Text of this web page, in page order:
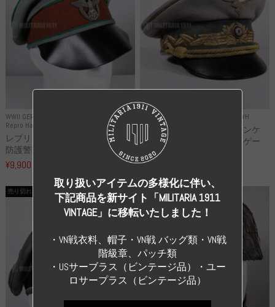
WWII GERMANY
Repro Hat and Cap Police and other
レプリカ ドイツ秩序警察 都市
防護警察 クラッシュキャップ...
¥9,900
WWII GERMANY Repro Uniforms WH
レプリカ ミヒャエル・ヤンケ
製 国家元帥 ヘルマン・ゲー
リ...
¥55,000
売り切れ 売り切れ
取り扱いアイテムの多様化に伴い、
下記商品を新サイト「MILITARIA 1911
VINTAGE」に移転いたしました！
・VN戦衣料、帽子・VN戦 バッグ類・VN戦
階級章、パッチ類
・USサーブラス（ビンテージ品）・ユー
ロサープラス（ビンテージ品）